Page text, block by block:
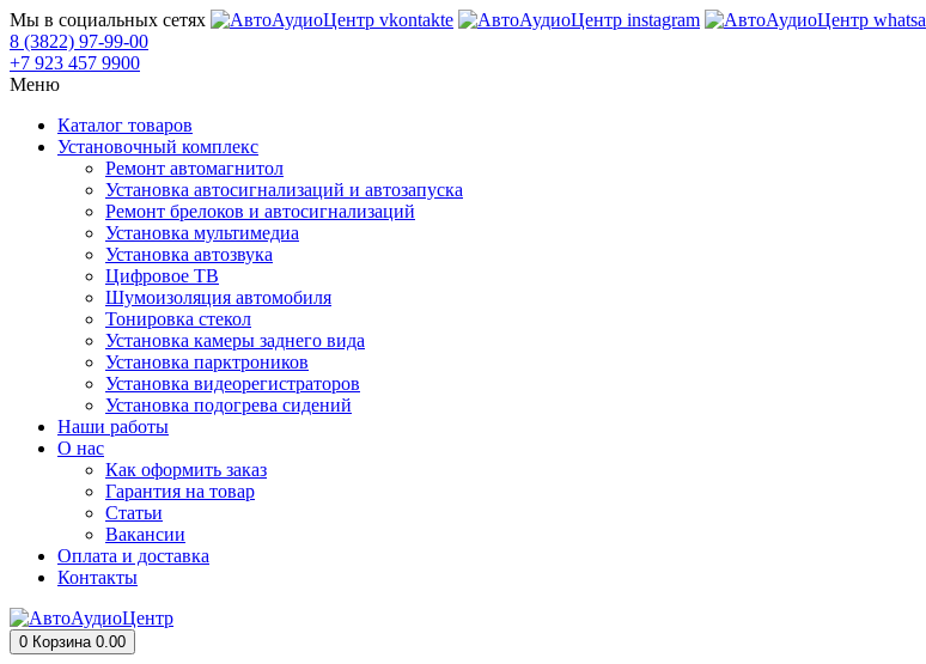
Мы в социальных сетях
8 (3822) 97-99-00
+7 923 457 9900
Меню
Каталог товаров
Установочный комплекс
Ремонт автомагнитол
Установка автосигнализаций и автозапуска
Ремонт брелоков и автосигнализаций
Установка мультимедиа
Установка автозвука
Цифровое ТВ
Шумоизоляция автомобиля
Тонировка стекол
Установка камеры заднего вида
Установка парктроников
Установка видеорегистраторов
Установка подогрева сидений
Наши работы
О нас
Как оформить заказ
Гарантия на товар
Статьи
Вакансии
Оплата и доставка
Контакты
0 Корзина 0.00